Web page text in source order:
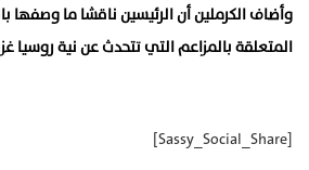
وأضاف الكرملين أن الرئيسين ناقشا ما وصفها
المتعلقة بالمزاعم التي تتحدث عن نية روسيا
[Sassy_Social_Share]